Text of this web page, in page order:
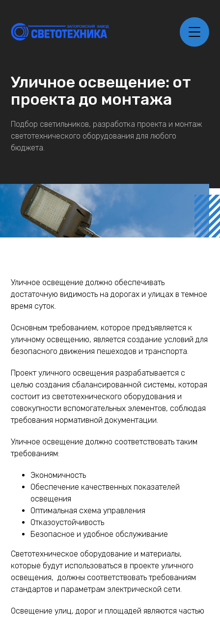
Уличное освещение: от
проекта до монтажа
Подбор светильников, разработка проекта и монтаж
светотехнического оборудования для любого
бюджета.
Уличное освещение должно обеспечивать
достаточную видимость на дорогах и улицах в темное
время суток.
Основным требованием, которое предъявляется к
уличному освещению, является создание условий для
безопасного движения пешеходов и транспорта.
Проект уличного освещения разрабатывается с
целью создания сбалансированной системы, которая
состоит из светотехнического оборудования и
совокупности вспомогательных элементов, соблюдая
требования нормативной документации.
Уличное освещение должно соответствовать таким
требованиям:
Экономичность
Обеспечение качественных показателей
освещения
Оптимальная схема управления
Отказоустойчивость
Безопасное и удобное обслуживание
Светотехническое оборудование и материалы,
которые будут использоваться в проекте уличного
освещения, должны соответствовать требованиям
стандартов и параметрам электрической сети.
Освещение улиц, дорог и площадей являются частью